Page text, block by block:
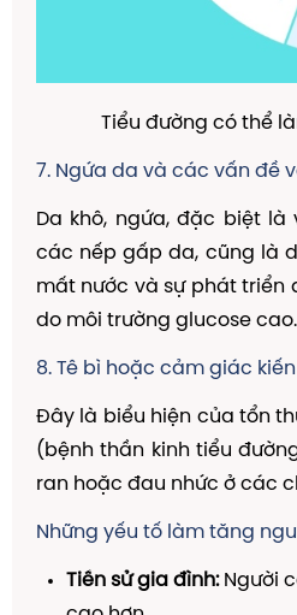
Tiểu đường có thể
7. Ngứa da và các vấn đề
Da khô, ngứa, đặc biệt
các nếp gấp da, cũng là
mất nước và sự phát triển
do môi trường glucose cao.
8. Tê bì hoặc cảm giác
Đây là biểu hiện của tổn
(bệnh thần kinh tiểu
ran hoặc đau nhức ở các
Những yếu tố làm tăng
Tiền sử gia đình:Người